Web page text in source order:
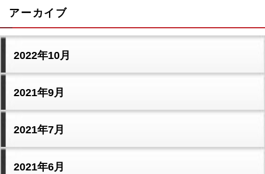
アーカイブ
2022年10月
2021年9月
2021年7月
2021年6月